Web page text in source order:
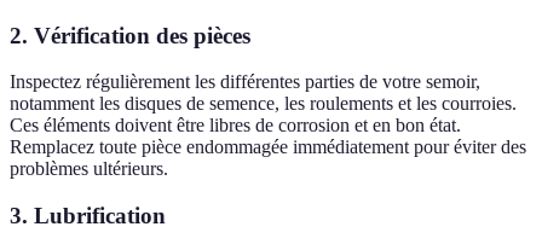
2. Vérification des pièces
Inspectez régulièrement les différentes parties de votre semoir,
notamment les disques de semence, les roulements et les courroies.
Ces éléments doivent être libres de corrosion et en bon état.
Remplacez toute pièce endommagée immédiatement pour éviter des
problèmes ultérieurs.
3. Lubrification